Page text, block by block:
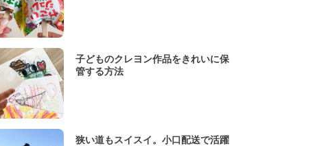
子どものクレヨン作品をきれいに保
管する方法
狭い道もスイスイ。小口配送で活躍